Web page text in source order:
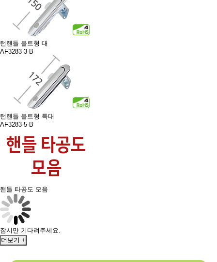
턴핸들 볼트형 대
AF3283-3-B
턴핸들 볼트형 특대
AF3283-5-B
핸들 타공도 모음
잠시만 기다려주세요.
더보기 +